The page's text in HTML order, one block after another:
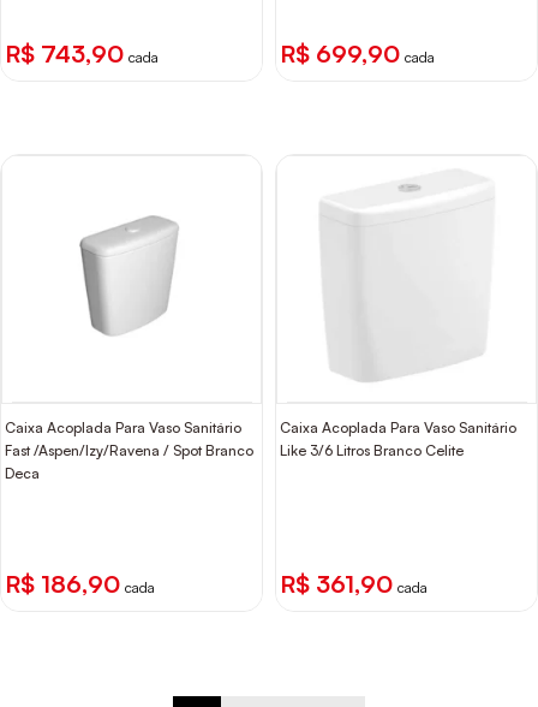
R$ 743,90 cada R$ 699,90 cada
Caixa Acoplada Para Vaso Sanitário
Fast /Aspen/Izy/Ravena / Spot Branco
Deca
R$ 186,90 cada
Caixa Acoplada Para Vaso Sanitário
Like 3/6 Litros Branco Celite
R$ 361,90 cada